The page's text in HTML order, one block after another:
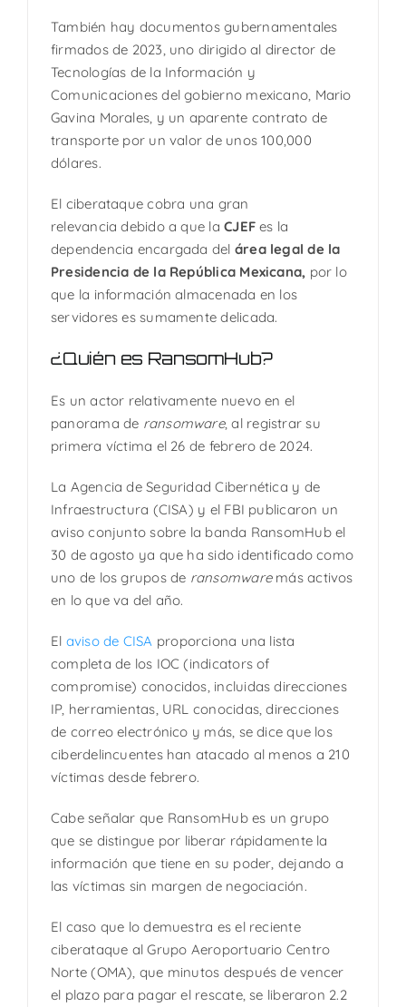
También hay documentos gubernamentales
firmados de 2023, uno dirigido al director de
Tecnologías de la Información y
Comunicaciones del gobierno mexicano, Mario
Gavina Morales, y un aparente contrato de
transporte por un valor de unos 100,000
dólares.
El ciberataque cobra una gran
relevancia debido a que laCJEFes la
dependencia encargada del área legal de la
Presidencia de la República Mexicana, por lo
que la información almacenada en los
servidores es sumamente delicada.
¿Quién es RansomHub?
Es un actor relativamente nuevo en el
panorama de ransomware, al registrar su
primera víctima el 26 de febrero de 2024.
La Agencia de Seguridad Cibernética y de
Infraestructura (CISA) y el FBI publicaron un
aviso conjunto sobre la banda RansomHub el
30 de agosto ya que ha sido identificado como
uno de los grupos de ransomwaremás activos
en lo que va del año.
El aviso de CISA proporciona una lista
completa de los IOC (indicators of
compromise) conocidos, incluidas direcciones
IP, herramientas, URL conocidas, direcciones
de correo electrónico y más, se dice que los
ciberdelincuentes han atacado al menos a 210
víctimas desde febrero.
Cabe señalar que RansomHub es un grupo
que se distingue por liberar rápidamente la
información que tiene en su poder, dejando a
las víctimas sin margen de negociación.
El caso que lo demuestra es el reciente
ciberataque al Grupo Aeroportuario Centro
Norte (OMA), que minutos después de vencer
el plazo para pagar el rescate, se liberaron 2.2